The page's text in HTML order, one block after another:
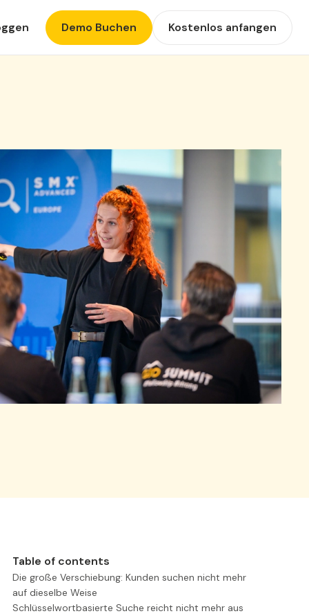
Demo Buchen Kostenlos anfangen
Table of contents
Die große Verschiebung: Kunden suchen nicht mehr
auf dieselbe Weise
Schlüsselwortbasierte Suche reicht nicht mehr aus